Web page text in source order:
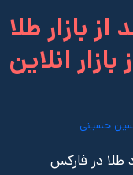
بازار طلا
انلاین
حسینی
طلا در فارکس